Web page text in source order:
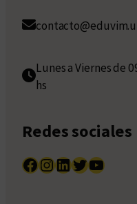
Lunes a Viernes de
hs
Redes sociales
Facebook InstagramLinkedIn Twitter YouTube